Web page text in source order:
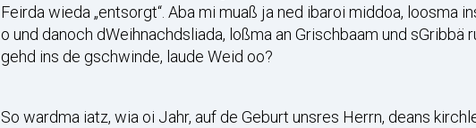
Feirda wieda „entsorgt“. Aba mi muaß ja ned ibaroi middoa, loosma
o und danoch dWeihnachdsliada, loßma an Grischbaam und sGribbä
gehd ins de gschwinde, laude Weid oo?
So wardma iatz, wia oi Jahr, auf de Geburt unsres Herrn, deans